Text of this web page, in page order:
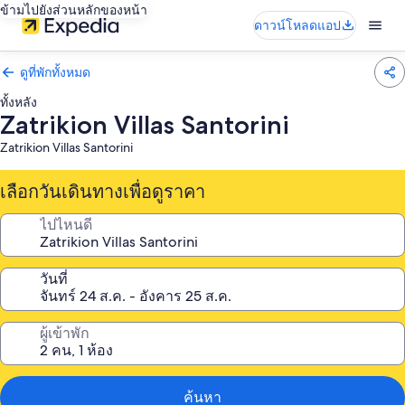
ข้ามไปยังส่วนหลักของหน้า
ดาวน์โหลดแอป
ดูที่พักทั้งหมด
ทั้งหลัง
Zatrikion Villas Santorini
Zatrikion Villas Santorini
เลือกวันเดินทางเพื่อดูราคา
ไปไหนดี
วันที่
ผู้เข้าพัก
ค้นหา